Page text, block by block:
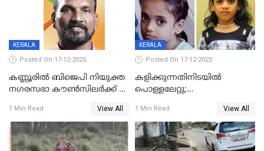
KERALA
Posted On 17-12-2025
കണ്ണൂരിൽ ബിജെപി നിയുക്ത
നഗരസഭാ കൗൺസിലർക്ക് 36
1 Min Read View All
KERALA
Posted On 17-12-2025
കളിക്കുന്നതിനിടയിൽ
പൊള്ളലേറ്റു;
ക്ലാസ് വിദ്യാർത്ഥിനി മരിച്ചു
1 Min Read View All